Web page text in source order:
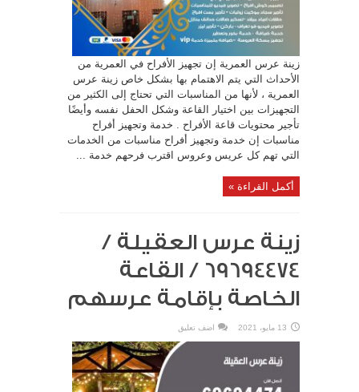
زينة عرس العمرية إن تجهيز الأفراح في العمرية من
الأحداث التي يتم الاهتمام بها بشكل خاص زينة عرس
العمرية ، لأنها من المناسبات التي تحتاج إلى الكثير من
التجهيزات بين اختيار القاعة وشكل الحفل نفسه وأيضًا
تأجير محتويات قاعة الأفراح . خدمة وتجهيز أفراح
مناسبات إن خدمة وتجهيز أفراح مناسبات من الخدمات
التي تهم كل عريس وعروس اقترب فرحهم خدمة ...
أكمل القراءة »
زينة عرس العقيلة /
69694474 / القاعة
الخاصة بإقامة عرسهم
13 مايو، 2021 اضف تعليق